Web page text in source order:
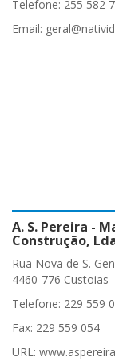
Telefone: 255 582
Email:
A. S. Pereira -
Construção,
Rua Nova de S.
4460-776 Custoias
Telefone: 229 559
Fax: 229 559 054
URL: